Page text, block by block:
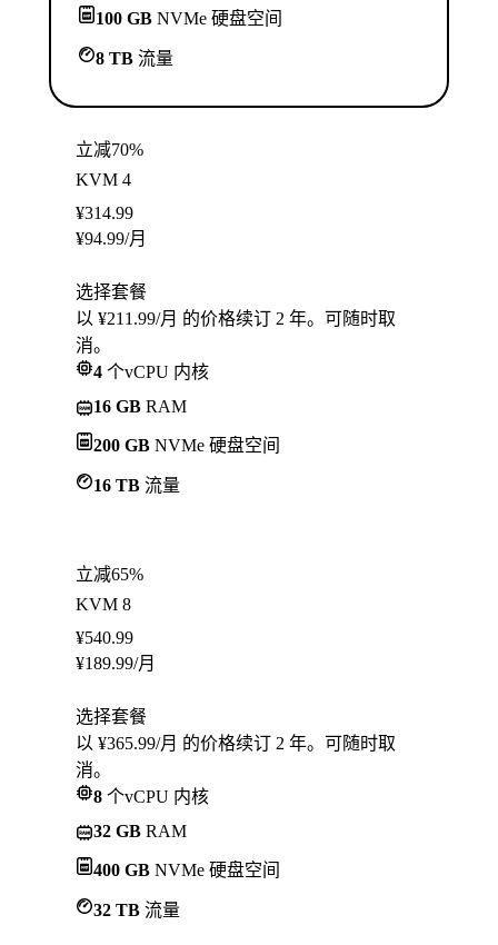
100 GB NVMe 硬盘空间
8 TB 流量
立减70%
KVM 4
¥314.99
¥94.99/月
选择套餐
以 ¥211.99/月 的价格续订 2 年。可随时取
消。
4 个vCPU 内核
16 GB RAM
200 GB NVMe 硬盘空间
16 TB 流量
立减65%
KVM 8
¥540.99
¥189.99/月
选择套餐
以 ¥365.99/月 的价格续订 2 年。可随时取
消。
8 个vCPU 内核
32 GB RAM
400 GB NVMe 硬盘空间
32 TB 流量